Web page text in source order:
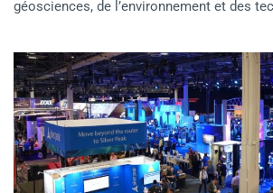
géosciences, de l’environnement et des